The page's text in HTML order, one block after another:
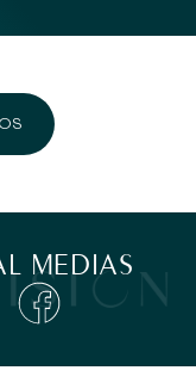
MEDIAS